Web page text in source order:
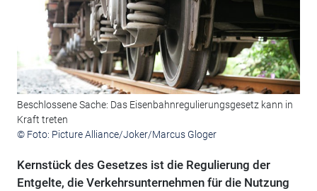
Beschlossene Sache: Das Eisenbahnregulierungsgesetz kann in
Kraft treten
© Foto: Picture Alliance/Joker/Marcus Gloger
Kernstück des Gesetzes ist die Regulierung der
Entgelte, die Verkehrsunternehmen für die Nutzung